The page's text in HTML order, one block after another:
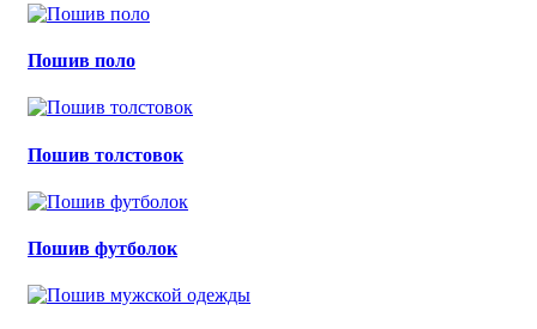
Пошив поло
Пошив толстовок
Пошив футболок